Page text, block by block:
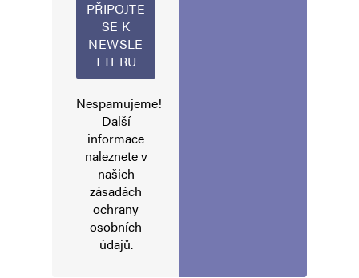
Uložit do prohlížeče jméno, e-mail a webovou stránku pro budoucí
Informujte mě o nových komentářích e-mailem.
Informujte mě o nových příspěvcích e-mailem.
Alternative:
Nespamujeme!
Další
informace
naleznete v
našich
zásadách
ochrany
osobních
údajů.